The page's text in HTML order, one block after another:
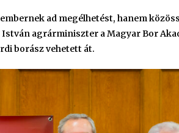
ad megélhetést, hanem
agrárminiszter a Magyar Bor
borász vehetett át.